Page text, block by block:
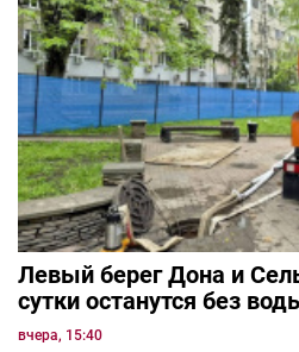
Левый берег Дона и
сутки останутся без
вчера, 15:40